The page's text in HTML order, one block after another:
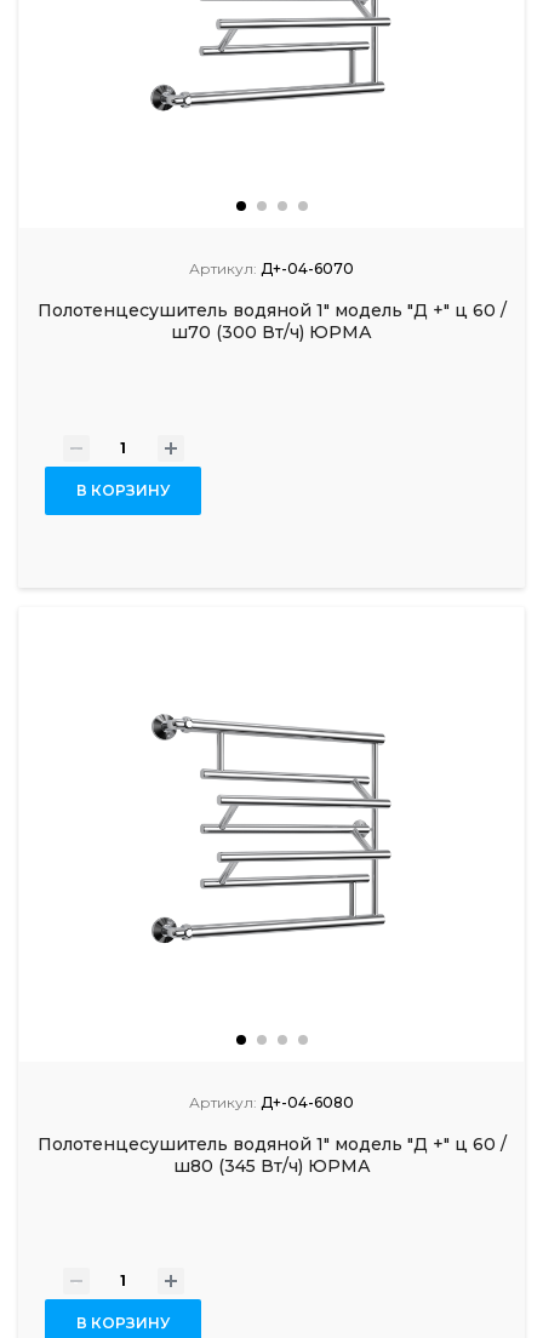
Артикул: Д+-04-6070
Полотенцесушитель водяной 1" модель "Д +" ц 60 /
ш70 (300 Вт/ч) ЮРМА
- +
В КОРЗИНУ
Артикул: Д+-04-6080
Полотенцесушитель водяной 1" модель "Д +" ц 60 /
ш80 (345 Вт/ч) ЮРМА
- +
В КОРЗИНУ